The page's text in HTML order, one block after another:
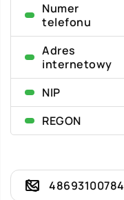
Numer
telefonu
Adres
internetowy
NIP
REGON
48693100784